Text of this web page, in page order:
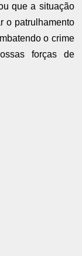
que a situação
o patrulhamento
o crime
forças de